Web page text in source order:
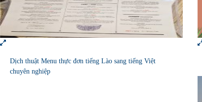
Dịch thuật Menu thực đơn tiếng Lào sang tiếng Việt
chuyên nghiệp